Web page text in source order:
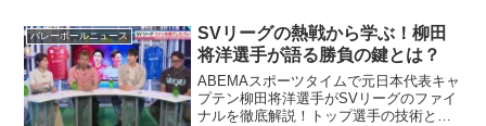
どころをご紹介します。
バレーボールニュース
SVリーグの熱戦から学ぶ！柳田
将洋選手が語る勝負の鍵とは？
ABEMAスポーツタイムで元日本代表キャ
プテン柳田将洋選手がSVリーグのファイ
ナルを徹底解説！トップ選手の技術とチ